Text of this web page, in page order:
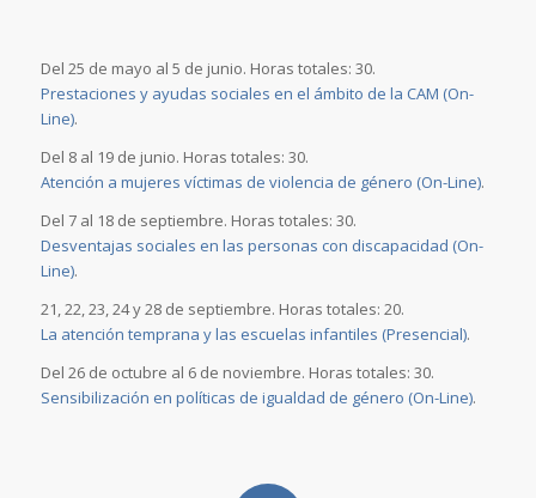
Del 25 de mayo al 5 de junio. Horas totales: 30.
Prestaciones y ayudas sociales en el ámbito de la CAM (On-
Line).
Del 8 al 19 de junio. Horas totales: 30.
Atención a mujeres víctimas de violencia de género (On-Line).
Del 7 al 18 de septiembre. Horas totales: 30.
Desventajas sociales en las personas con discapacidad (On-
Line).
21, 22, 23, 24 y 28 de septiembre. Horas totales: 20.
La atención temprana y las escuelas infantiles (Presencial).
Del 26 de octubre al 6 de noviembre. Horas totales: 30.
Sensibilización en políticas de igualdad de género (On-Line).